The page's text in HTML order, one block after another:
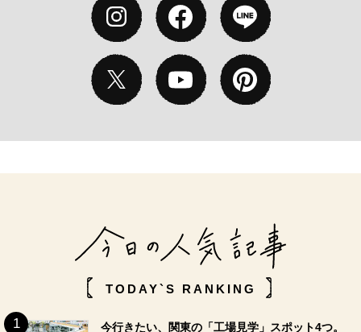
TODAY`S RANKING
今行きたい、関東の「工場見学」スポット4つ。